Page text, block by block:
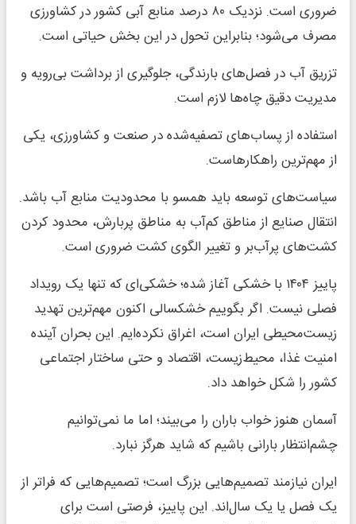
ضروری است. نزدیک ۸۰ درصد منابع آبی کشور در کشاورزی
مصرف می‌شود؛ بنابراین تحول در این بخش حیاتی است.
تزریق آب در فصل‌های بارندگی، جلوگیری از برداشت بی‌رویه و
مدیریت دقیق چاه‌ها لازم است.
استفاده از پساب‌های تصفیه‌شده در صنعت و کشاورزی، یکی
از مهم‌ترین راهکارهاست.
سیاست‌های توسعه باید همسو با محدودیت منابع آب باشد.
انتقال صنایع از مناطق کم‌آب به مناطق پربارش، محدود کردن
کشت‌های پرآب‌بر و تغییر الگوی کشت ضروری است.
پاییز ۱۴۰۴ با خشکی آغاز شده؛ خشکی‌ای که تنها یک رویداد
فصلی نیست. اگر بگوییم خشکسالی اکنون مهم‌ترین تهدید
زیست‌محیطی ایران است، اغراق نکرده‌ایم. این بحران آینده
امنیت غذا، محیط‌زیست، اقتصاد و حتی ساختار اجتماعی
کشور را شکل خواهد داد.
آسمان هنوز خواب باران را می‌بیند؛ اما ما نمی‌توانیم
چشم‌انتظار بارانی باشیم که شاید هرگز نبارد.
ایران نیازمند تصمیم‌هایی بزرگ است؛ تصمیم‌هایی که فراتر از
یک فصل یا یک سال‌اند. این پاییز، فرصتی است برای